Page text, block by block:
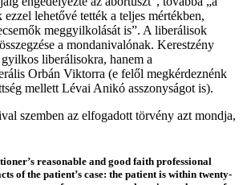
lehetővé tették a teljes mértékben,
meggyilkolását is”. A liberálisok
a mondanivalónak. Kerestzény
liberálisokra, hanem a
Orbán Viktorra (e felől megkérdeznénk
mellett Lévai Anikó asszonyságot is).
szemben az elfogadott törvény azt mondja,
reasonable and good faith professional
of the patient’s case: the patient is within twenty-